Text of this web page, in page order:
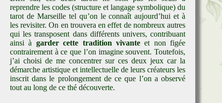
reprendre les codes (structure et langage symbolique) du
tarot de Marseille tel qu’on le connaît aujourd’hui et à
les revisiter. On en trouvera en effet de nombreux autres
qui les transposent dans différents univers, contribuant
ainsi à garder cette tradition vivante et non figée
contrairement à ce que l’on imagine souvent. Toutefois,
j’ai choisi de me concentrer sur ces deux jeux car la
démarche artistique et intellectuelle de leurs créateurs les
inscrit dans le prolongement de ce que l’on a observé
tout au long de ce thé découverte.